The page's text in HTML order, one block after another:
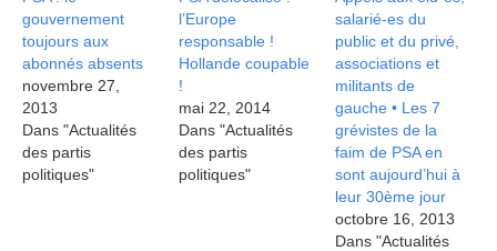
gouvernement
toujours aux
abonnés absents
novembre 27,
2013
Dans "Actualités
des partis
politiques"
l’Europe
responsable !
Hollande coupable
!
mai 22, 2014
Dans "Actualités
des partis
politiques"
salarié-es du
public et du privé,
associations et
militants de
gauche • Les 7
grévistes de la
faim de PSA en
sont aujourd’hui à
leur 30ème jour
octobre 16, 2013
Dans "Actualités